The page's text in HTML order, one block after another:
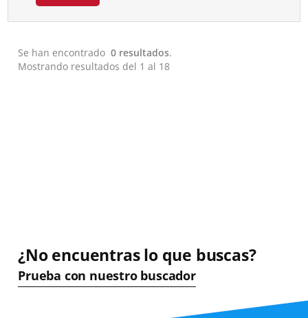
Se han encontrado0 resultados.
Mostrando resultados del 1 al 18
¿No encuentras lo que buscas?
Prueba con nuestro buscador